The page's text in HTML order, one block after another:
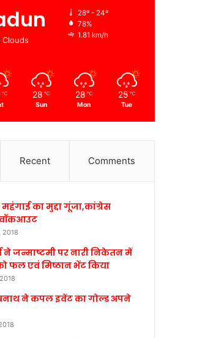
28º - 24º
78%
1.81 km/h
℃ 28 ℃
Sun
28 ℃
Mon
25 ℃
Tue
Recent Comments
का मुद्दा गूंजा,कांग्रेस
वॉकआउट
2018
ने जन्माष्टमी पर नारी निकेतन में
फल एवं मिष्ठान भेंट किया
ने कपल इवेंट का गोल्ड अपने